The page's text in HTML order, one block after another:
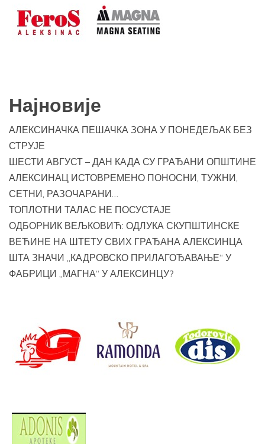
Најновије
АЛЕКСИНАЧКА ПЕШАЧКА ЗОНА У ПОНЕДЕЉАК БЕЗ
СТРУЈЕ
ШЕСТИ АВГУСТ – ДАН КАДА СУ ГРАЂАНИ ОПШТИНЕ
АЛЕКСИНАЦ ИСТОВРЕМЕНО ПОНОСНИ, ТУЖНИ,
СЕТНИ, РАЗОЧАРАНИ…
ТОПЛОТНИ ТАЛАС НЕ ПОСУСТАЈЕ
ОДБОРНИК ВЕЉКОВИЋ: ОДЛУКА СКУПШТИНСКЕ
ВЕЋИНЕ НА ШТЕТУ СВИХ ГРАЂАНА АЛЕКСИНЦА
ШТА ЗНАЧИ „КАДРОВСКО ПРИЛАГОЂАВАЊЕ“ У
ФАБРИЦИ „МАГНА“ У АЛЕКСИНЦУ?